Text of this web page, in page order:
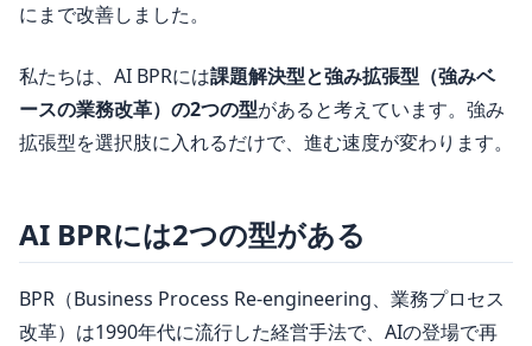
にまで改善しました。
私たちは、AI BPRには課題解決型と強み拡張型（強みベ
ースの業務改革）の2つの型があると考えています。強み
拡張型を選択肢に入れるだけで、進む速度が変わります。
AI BPRには2つの型がある
BPR（Business Process Re-engineering、業務プロセス
改革）は1990年代に流行した経営手法で、AIの登場で再